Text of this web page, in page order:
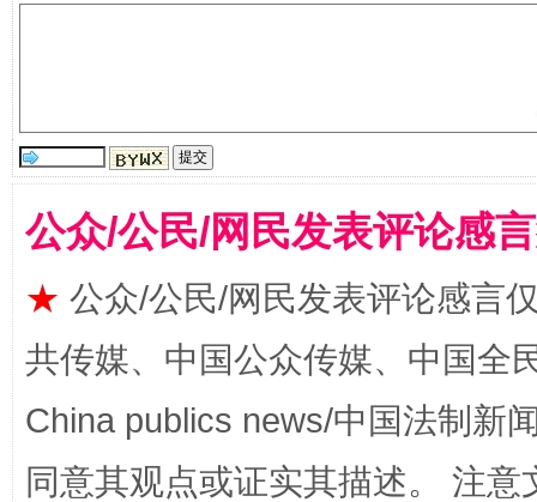
公众/公民/网民发表评论感
★ 公众/公民/网民发表评论感言
共传媒、中国公众传媒、中国全
China publics news/中国法制新
同意其观点或证实其描述。 注